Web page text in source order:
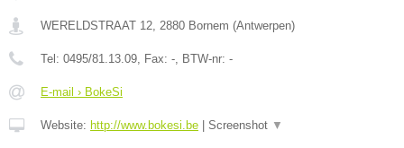
WERELDSTRAAT 12, 2880 Bornem (Antwerpen)
Tel: 0495/81.13.09, Fax: -, BTW-nr: -
E-mail › BokeSi
Website: http://www.bokesi.be Screenshot ▼